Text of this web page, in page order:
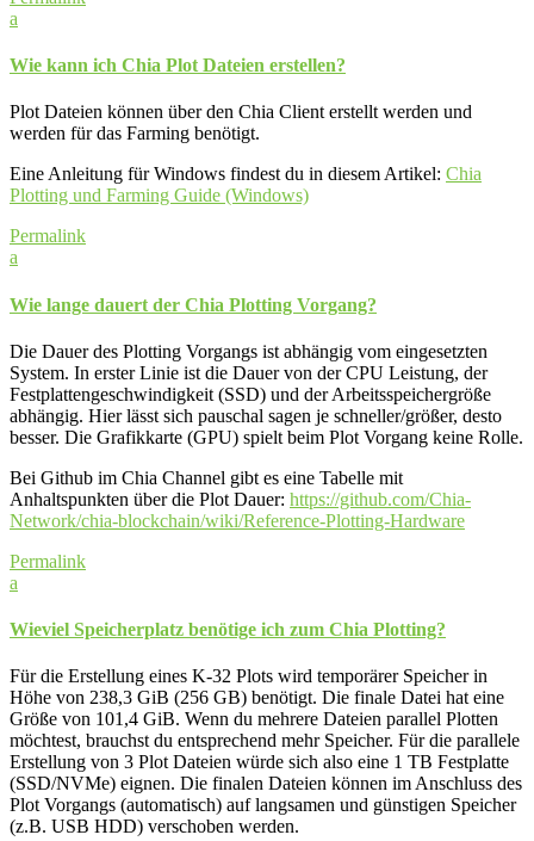
a
Wie kann ich Chia Plot Dateien erstellen?
Plot Dateien können über den Chia Client erstellt werden und
werden für das Farming benötigt.
Eine Anleitung für Windows findest du in diesem Artikel: Chia
Plotting und Farming Guide (Windows)
Permalink
a
Wie lange dauert der Chia Plotting Vorgang?
Die Dauer des Plotting Vorgangs ist abhängig vom eingesetzten
System. In erster Linie ist die Dauer von der CPU Leistung, der
Festplattengeschwindigkeit (SSD) und der Arbeitsspeichergröße
abhängig. Hier lässt sich pauschal sagen je schneller/größer, desto
besser. Die Grafikkarte (GPU) spielt beim Plot Vorgang keine Rolle.
Bei Github im Chia Channel gibt es eine Tabelle mit
Anhaltspunkten über die Plot Dauer: https://github.com/Chia-
Network/chia-blockchain/wiki/Reference-Plotting-Hardware
Permalink
a
Wieviel Speicherplatz benötige ich zum Chia Plotting?
Für die Erstellung eines K-32 Plots wird temporärer Speicher in
Höhe von 238,3 GiB (256 GB) benötigt. Die finale Datei hat eine
Größe von 101,4 GiB. Wenn du mehrere Dateien parallel Plotten
möchtest, brauchst du entsprechend mehr Speicher. Für die parallele
Erstellung von 3 Plot Dateien würde sich also eine 1 TB Festplatte
(SSD/NVMe) eignen. Die finalen Dateien können im Anschluss des
Plot Vorgangs (automatisch) auf langsamen und günstigen Speicher
(z.B. USB HDD) verschoben werden.